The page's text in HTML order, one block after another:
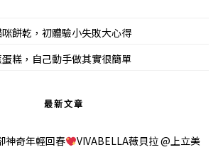
餅乾，初體驗小失敗大心得
糕，自己動手做其實很簡單
最新文章
神奇年輕回春
VIVABELLA薇貝拉 @上立美